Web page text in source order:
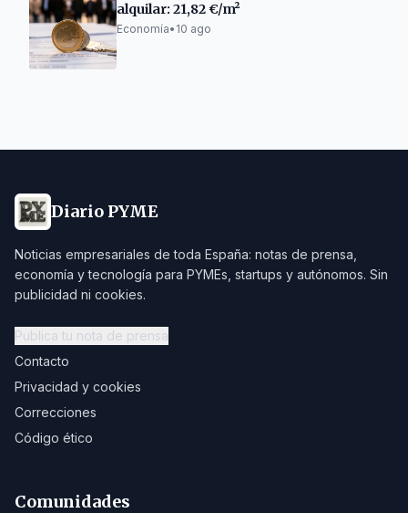
alquilar: 21,82 €/m²
Economía• 10 ago
Diario PYME
Noticias empresariales de toda España: notas de prensa,
economía y tecnología para PYMEs, startups y autónomos. Sin
publicidad ni cookies.
Publica tu nota de prensa
Contacto
Privacidad y cookies
Correcciones
Código ético
Comunidades